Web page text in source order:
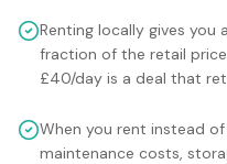
Renting locally gives
fraction of the retail
£40/day is a deal that
When you rent instead
maintenance costs,